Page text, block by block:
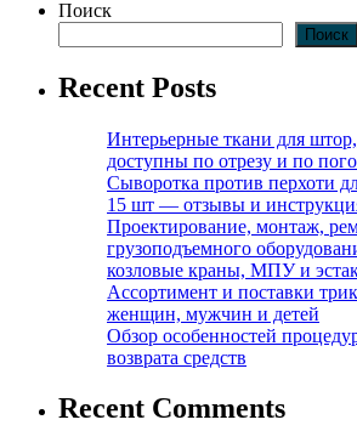
Поиск
Поиск
Recent Posts
Интерьерные ткани для
доступны по отрезу и по
Сыворотка против перхоти
15 шт — отзывы и
Проектирование, монтаж,
грузоподъемного
козловые краны, МПУ и
Ассортимент и поставки
женщин, мужчин и детей
Обзор особенностей
возврата средств
Recent Comments